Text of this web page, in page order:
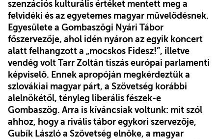
szenzációs kulturális értéket mentett meg a
felvidéki és az egyetemes magyar művelődésnek.
Egyesülete a Gombaszögi Nyári Tábor
főszervezője, ahol idén nyáron az egyik koncert
alatt felhangzott a „mocskos Fidesz!”, illetve
vendég volt Tarr Zoltán tiszás európai parlamenti
képviselő. Ennek apropóján megkérdeztük a
szlovákiai magyar párt, a Szövetség korábbi
alelnökétől, tényleg liberális fészek-e
Gombaszög. Arra is kíváncsiak voltunk: mit szól
ahhoz, hogy a rivális tábor egykori szervezője,
Gubík László a Szövetség elnöke, a magyar